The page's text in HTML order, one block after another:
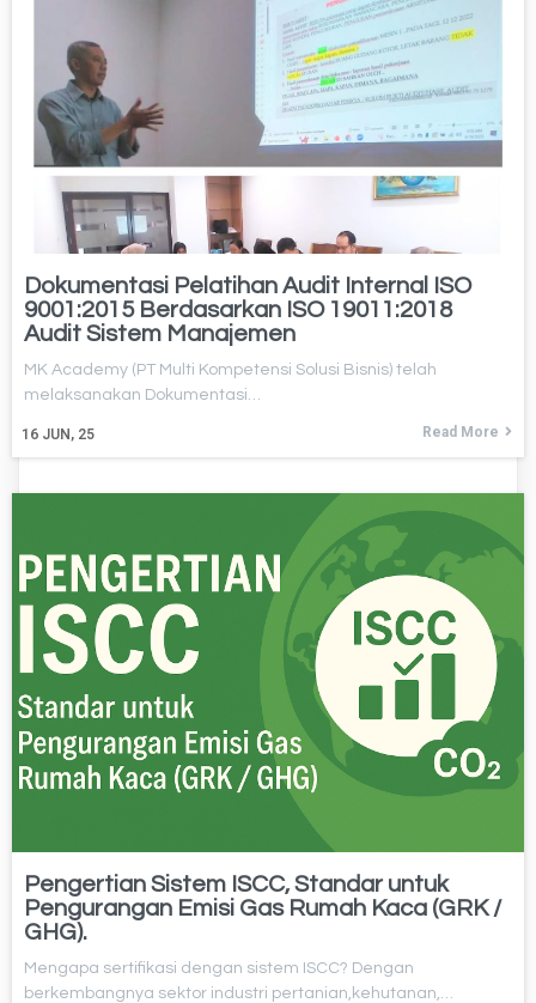
Dokumentasi Pelatihan Audit Internal ISO
9001:2015 Berdasarkan ISO 19011:2018
Audit Sistem Manajemen
16 JUN, 25
MK Academy (PT Multi Kompetensi Solusi Bisnis) telah
melaksanakan Dokumentasi…
Read More
Pengertian Sistem ISCC, Standar untuk
Pengurangan Emisi Gas Rumah Kaca (GRK /
GHG).
Mengapa sertifikasi dengan sistem ISCC? Dengan
berkembangnya sektor industri pertanian,kehutanan,…